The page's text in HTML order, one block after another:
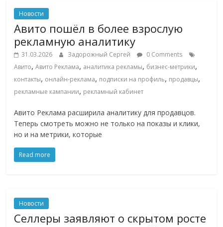
Новости
Авито пошёл в более взрослую
рекламную аналитику
31.03.2026 Задорожный Сергей
0 Comments
Авито,Авито Реклама, аналитика рекламы, бизнес-метрики,
контакты, онлайн-реклама, подписки на профиль, продавцы,
рекламные кампании, рекламный кабинет
Авито Реклама расширила аналитику для продавцов.
Теперь смотреть можно не только на показы и клики,
но и на метрики, которые
Read more
Новости
Селлеры заявляют о скрытом росте